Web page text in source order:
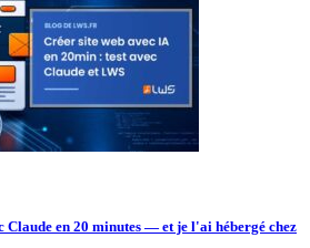
Claude en 20 minutes — et je l'ai hébergé chez